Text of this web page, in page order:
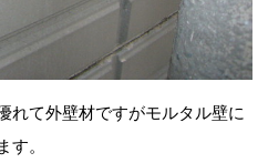
れて外壁材ですがモルタル壁に
す。